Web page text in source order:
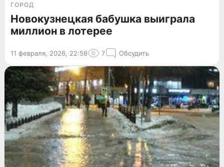
ГОРОД
Новокузнецкая бабушка выиграла
миллион в лотерее
11 февраля, 2026, 22:58 7 Обсудить